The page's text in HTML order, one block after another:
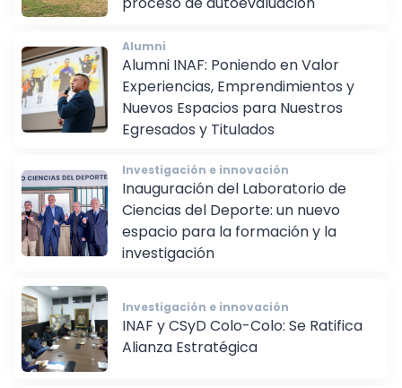
proceso de autoevaluación
Alumni
Alumni INAF: Poniendo en Valor
Experiencias, Emprendimientos y
Nuevos Espacios para Nuestros
Egresados y Titulados
Investigación e innovación
Inauguración del Laboratorio de
Ciencias del Deporte: un nuevo
espacio para la formación y la
investigación
Investigación e innovación
INAF y CSyD Colo-Colo: Se Ratifica
Alianza Estratégica